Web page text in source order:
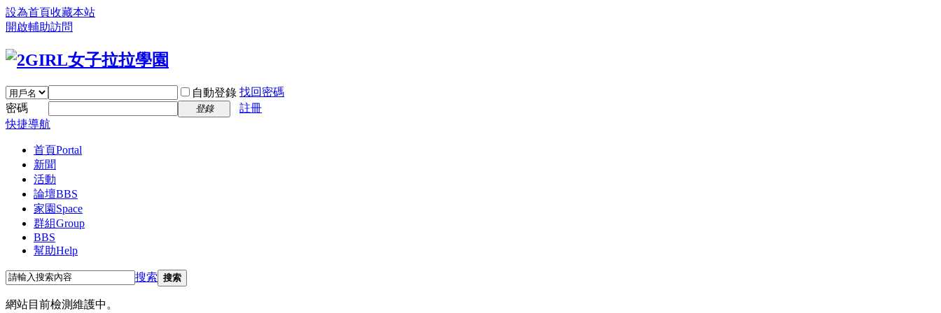
設為首頁收藏本站
開啟輔助訪問
自動登錄 找回密碼
密碼
登錄
註冊
快捷導航
首頁Portal
新聞
活動
論壇BBS
家園 Space
群組Group
BBS
幫助Help
搜索 搜索
網站目前檢測維護中。